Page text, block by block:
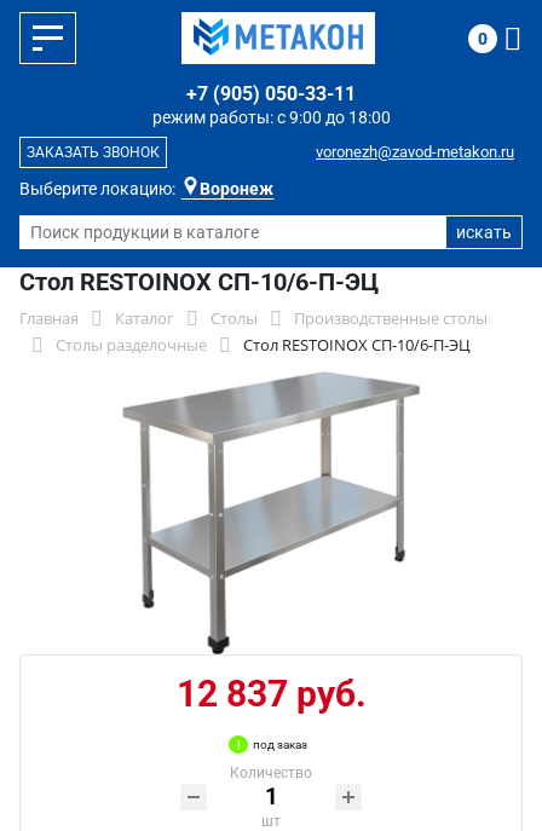
Выберите локацию: Воронеж
режим работы: с 9:00 до 18:00
+7 (905) 050-33-11
voronezh@zavod-metakon.ru
ЗАКАЗАТЬ ЗВОНОК
0
Стол RESTOINOX СП-10/6-П-ЭЦ
Главная Каталог Столы
Производственные столы
Столы разделочные
Стол RESTOINOX СП-10/6-П-ЭЦ
12 837 руб.
под заказ
Количество
шт